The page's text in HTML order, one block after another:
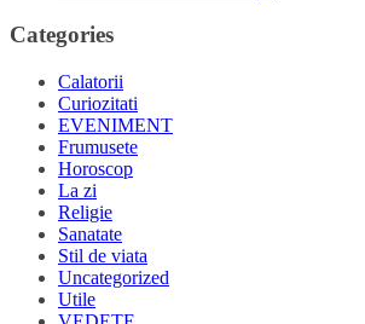
Categories
Calatorii
Curiozitati
EVENIMENT
Frumusete
Horoscop
La zi
Religie
Sanatate
Stil de viata
Uncategorized
Utile